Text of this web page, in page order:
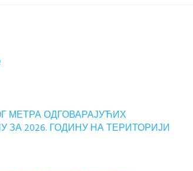
ОДГОВАРАЈУЋИХ
2026. ГОДИНУ НА ТЕРИТОРИЈИ